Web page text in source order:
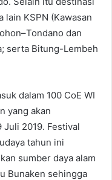
lain KSPN (Kawasan
dan
serta Bitung-Lembeh
dalam 100 CoE WI
yang akan
2019. Festival
tahun ini
sumber daya alam
Bunaken sehingga